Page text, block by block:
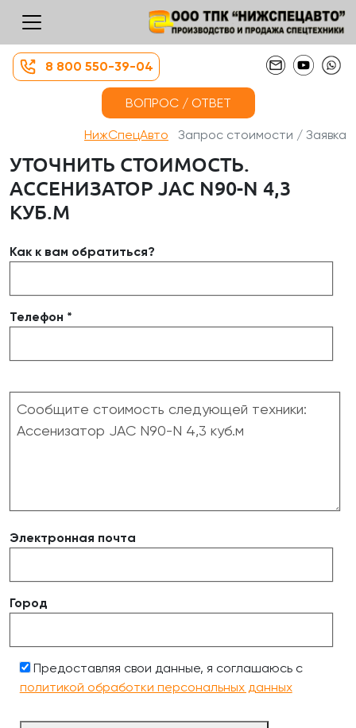
8 800 550-39-04
ВОПРОС / ОТВЕТ
НижСпецАвто Запрос стоимости / Заявка
УТОЧНИТЬ СТОИМОСТЬ.
АССЕНИЗАТОР JAC N90-N 4,3
КУБ.М
Как к вам обратиться?
Телефон *
Электронная почта
Город
Предоставляя свои данные, я соглашаюсь с
политикой обработки персональных данных